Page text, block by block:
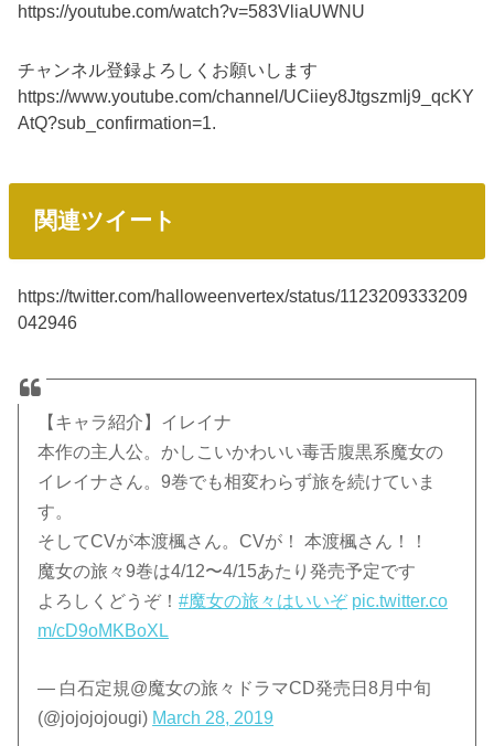
https://youtube.com/watch?v=583VliaUWNU
チャンネル登録よろしくお願いします
https://www.youtube.com/channel/UCiiey8JtgszmIj9_qcKY
AtQ?sub_confirmation=1.
関連ツイート
https://twitter.com/halloweenvertex/status/1123209333209
042946
【キャラ紹介】イレイナ
本作の主人公。かしこいかわいい毒舌腹黒系魔女の
イレイナさん。9巻でも相変わらず旅を続けていま
す。
そしてCVが本渡楓さん。CVが！ 本渡楓さん！！
魔女の旅々9巻は4/12〜4/15あたり発売予定です
よろしくどうぞ！#魔女の旅々はいいぞ pic.twitter.co
m/cD9oMKBoXL
— 白石定規@魔女の旅々ドラマCD発売日8月中旬
(@jojojojougi) March 28, 2019